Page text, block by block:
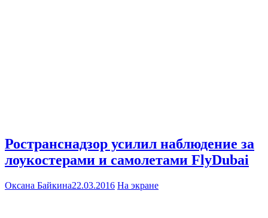
Ространснадзор усилил наблюдение за
лоукостерами и самолетами FlyDubai
Оксана Байкина22.03.2016 На экране